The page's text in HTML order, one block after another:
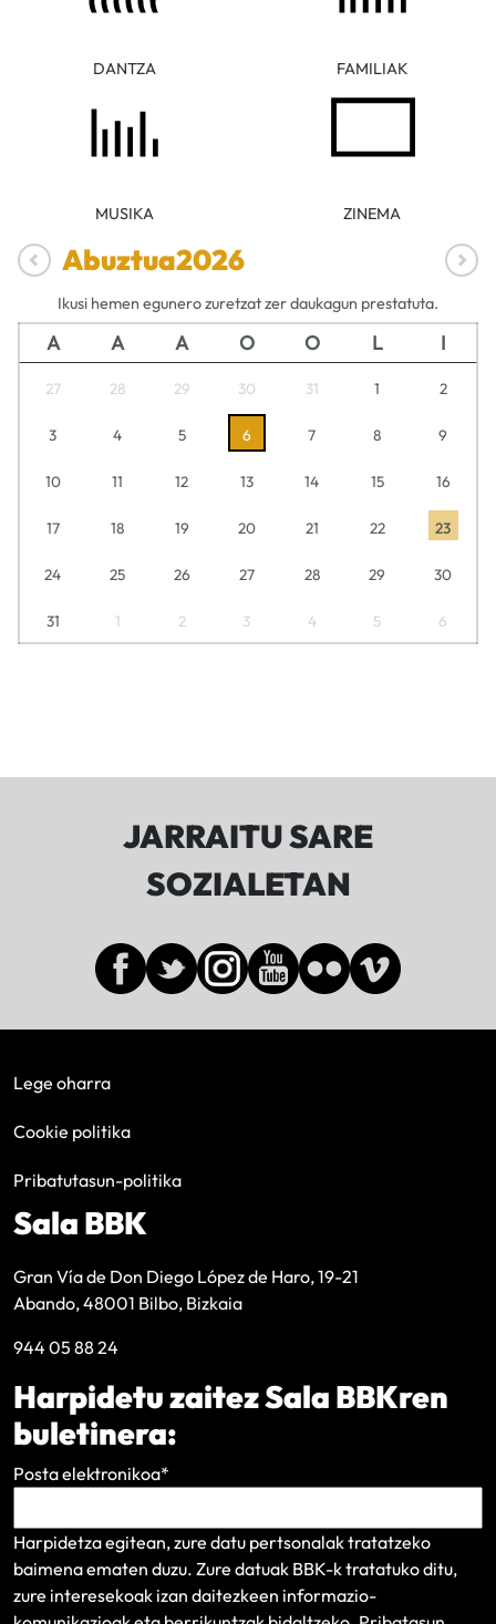
DANTZA FAMILIAK
MUSIKA ZINEMA
Abuztua2026
Ikusi hemen egunero zuretzat zer daukagun prestatuta.
A A A O O L I
27 28 29 30 31 1 2
3 4 5 6 7 8 9
10 11 12 13 14 15 16
17 18 19 20 21 22 23
24 25 26 27 28 29 30
31 1 2 3 4 5 6
JARRAITU SARE
SOZIALETAN
Lege oharra
Cookie politika
Pribatutasun-politika
Sala BBK
Gran Vía de Don Diego López de Haro, 19-21
Abando, 48001 Bilbo, Bizkaia
944 05 88 24
Harpidetu zaitez Sala BBKren
buletinera:
Posta elektronikoa*
Harpidetza egitean, zure datu pertsonalak tratatzeko
baimena ematen duzu. Zure datuak BBK-k tratatuko ditu,
zure interesekoak izan daitezkeen informazio-